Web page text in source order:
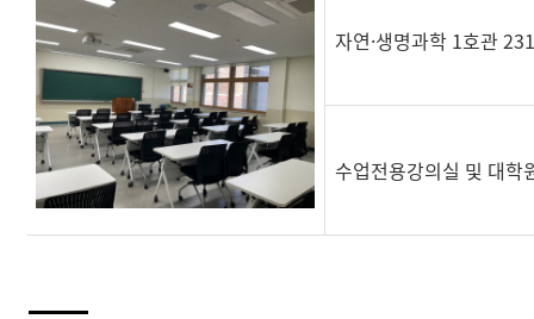
자연·생명과학 1호관
수업전용강의실 및 대학